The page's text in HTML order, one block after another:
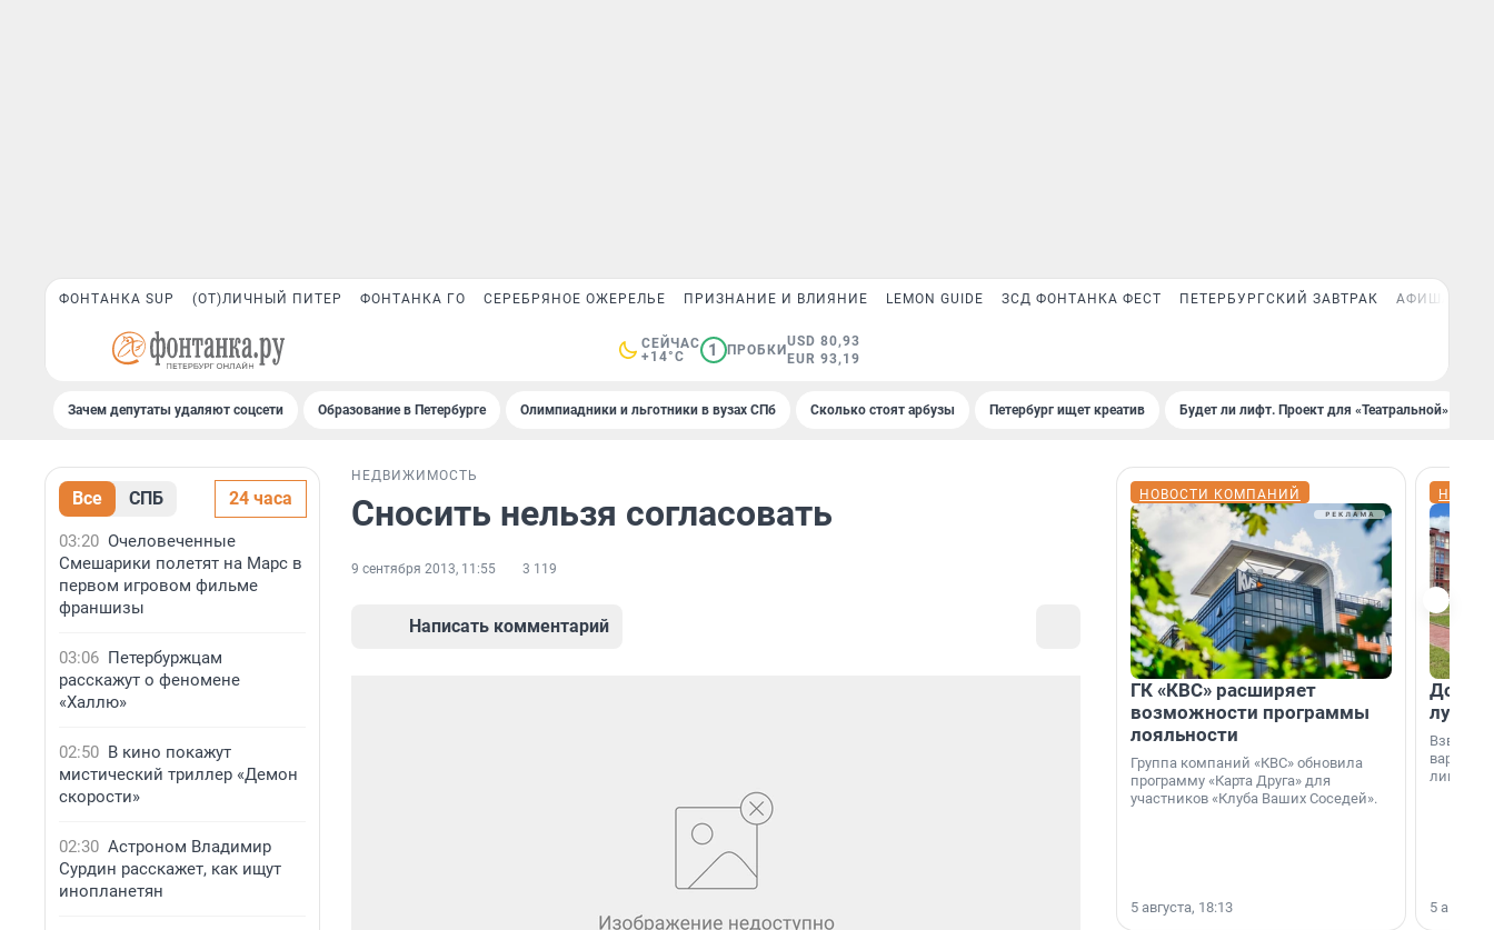
ФОНТАНКА SUP (ОТ)ЛИЧНЫЙ ПИТЕР ФОНТАНКА ГО СЕРЕБРЯНОЕ ОЖЕРЕЛЬЕ ПРИЗНАНИЕ И ВЛИЯНИЕ LEMON GUIDE ЗСД ФОНТАНКА ФЕСТ ПЕТЕРБУРГСКИЙ ЗАВТРАК АФИША PLUS
СЕЙЧАС
+14°C
1 ПРОБКИ
USD 80,93
EUR 93,19
Зачем депутаты удаляют соцсети Образование в Петербурге Олимпиадники и льготники в вузах СПб Сколько стоят арбузы Петербург ищет креатив Будет ли лифт. Проект для «Театральной»
Все СПБ 24 часа
03:20 Очеловеченные
Смешарики полетят на Марс в
первом игровом фильме
франшизы
03:06 Петербуржцам
расскажут о феномене
«Халлю»
02:50 В кино покажут
мистический триллер «Демон
скорости»
02:30 Астроном Владимир
Сурдин расскажет, как ищут
инопланетян
НЕДВИЖИМОСТЬ
Сносить нельзя согласовать
9 сентября 2013, 11:55 3 119
Написать комментарий
НОВОСТИ КОМПАНИЙ
ГК «КВС» расширяет
возможности программы
лояльности
Группа компаний «КВС» обновила
программу «Карта Друга» для
участников «Клуба Ваших Соседей».
5 августа, 18:13
Дом
лучше
лишнего
5